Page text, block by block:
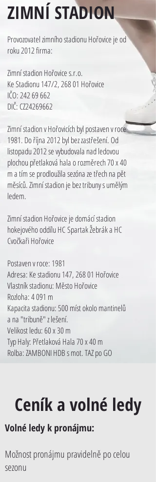
ZIMNÍ STADION
Provozovatel zimního stadionu Hořovice je od
roku 2012 firma:
Zimní stadion Hořovice s.r.o.
Ke Stadionu 147/2, 268 01 Hořovice
IČO: 242 69 662
DIČ: CZ24269662
Zimní stadion v Hořovicích byl postaven v roce
1981. Do října 2012 byl bez zastřešení. Od
listopadu 2012 se vybudovala nad ledovou
plochou přetlaková hala o rozměrech 70 x 40
m a tím se prodloužila sezóna ze třech na pět
měsíců. Zimní stadion je bez tribuny s umělým
ledem.
Zimní stadion Hořovice je domácí stadion
hokejového oddílu HC Spartak Žebrák a HC
Cvočkaři Hořovice
Postaven v roce: 1981
Adresa: Ke stadionu 147, 268 01 Hořovice
Vlastník stadionu: Město Hořovice
Rozloha: 4 091 m
Kapacita stadionu: 500 míst okolo mantinelů
a na "tribuně" z lešení.
Velikost ledu: 60 x 30 m
Typ Haly: Přetlaková Hala 70 x 40 m
Rolba: ZAMBONI HDB s mot. TAZ po GO
Ceník a volné ledy
Volné ledy k pronájmu:
Možnost pronájmu pravidelně po celou
sezonu